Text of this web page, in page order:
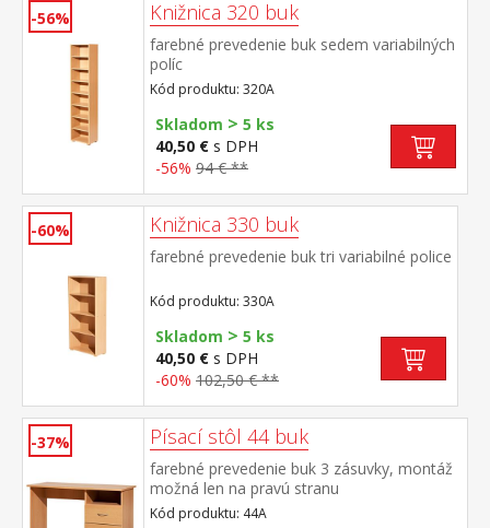
-56% Knižnica 320 buk
farebné prevedenie buk sedem variabilných
políc
Kód produktu: 320A
Skladom > 5 ks
40,50 € s DPH
-56% 94 € **
-60% Knižnica 330 buk
farebné prevedenie buk tri variabilné police
Kód produktu: 330A
Skladom > 5 ks
40,50 € s DPH
-60% 102,50 € **
-37% Písací stôl 44 buk
farebné prevedenie buk 3 zásuvky, montáž
možná len na pravú stranu
Kód produktu: 44A